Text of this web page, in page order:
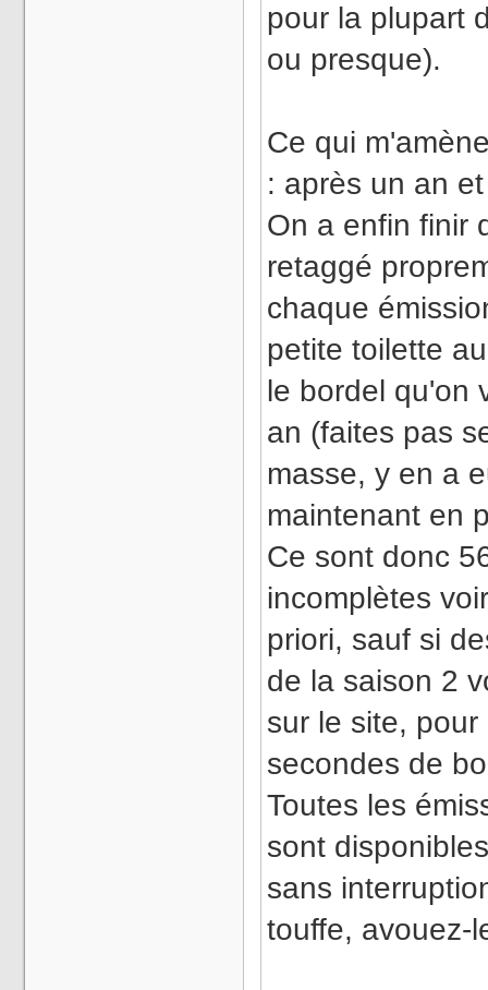
pour la plupart
ou presque).
Ce qui
: après un an
On a enfin finir
retaggé
chaque
petite toilette
le bordel qu'on
an (faites pas
masse, y en a
maintenant en
Ce sont donc
incomplètes
priori, sauf si
de la saison 2
sur le site,
secondes de
Toutes les
sont
sans
touffe, avouez-